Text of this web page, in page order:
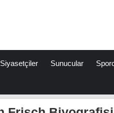
Siyasetçiler Sunucular